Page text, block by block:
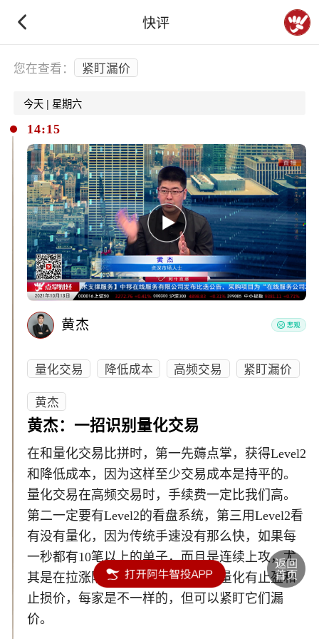
快评
下拉刷新
您在查看： 紧盯漏价
今天 | 星期六
14:15
黄杰
量化交易 降低成本 高频交易
紧盯漏价
黄杰
黄杰：一招识别量化交易
在和量化交易比拼时，第一先薅点掌，获得Level2
和降低成本，因为这样至少交易成本是持平的。
量化交易在高频交易时，手续费一定比我们高。
第二一定要有Level2的看盘系统，第三用Level2看
有没有量化，因为传统手速没有那么快，如果每
一秒都有10笔以上的单子，而且是连续上攻，尤
其是在拉涨阶段，手速很难达成。量化有止盈和
止损价，每家是不一样的，但可以紧盯它们漏
价。